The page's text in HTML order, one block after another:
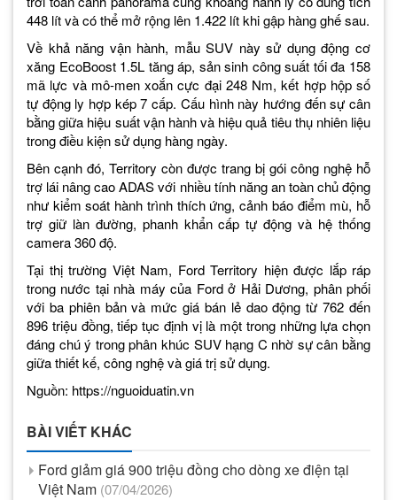
448 lít và có thể mở rộng lên 1.422 lít khi gập hàng ghế sau.
Về khả năng vận hành, mẫu SUV này sử dụng động cơ
xăng EcoBoost 1.5L tăng áp, sản sinh công suất tối đa 158
mã lực và mô-men xoắn cực đại 248 Nm, kết hợp hộp số
tự động ly hợp kép 7 cấp. Cấu hình này hướng đến sự cân
bằng giữa hiệu suất vận hành và hiệu quả tiêu thụ nhiên liệu
trong điều kiện sử dụng hàng ngày.
Bên cạnh đó, Territory còn được trang bị gói công nghệ hỗ
trợ lái nâng cao ADAS với nhiều tính năng an toàn chủ động
như kiểm soát hành trình thích ứng, cảnh báo điểm mù, hỗ
trợ giữ làn đường, phanh khẩn cấp tự động và hệ thống
camera 360 độ.
Tại thị trường Việt Nam, Ford Territory hiện được lắp ráp
trong nước tại nhà máy của Ford ở Hải Dương, phân phối
với ba phiên bản và mức giá bán lẻ dao động từ 762 đến
896 triệu đồng, tiếp tục định vị là một trong những lựa chọn
đáng chú ý trong phân khúc SUV hạng C nhờ sự cân bằng
giữa thiết kế, công nghệ và giá trị sử dụng.
Nguồn: https://nguoiduatin.vn
BÀI VIẾT KHÁC
Ford giảm giá 900 triệu đồng cho dòng xe điện tại
Việt Nam (07/04/2026)